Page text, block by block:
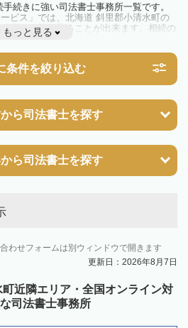
続きに強い司法書士事務所一覧です。
ビス」では、北海道 斜里郡小清水町の
所を一覧で見ることが出来ます。相続の
方は一度近隣の司法書士に相談してみま
もっと見る
条件を絞り込む
ら司法書士を探す
ら司法書士を探す
わせフォームは別ウィンドウで開きます
更新日：2026年8月7日
近隣エリア・全国オンライン対
司法書士事務所